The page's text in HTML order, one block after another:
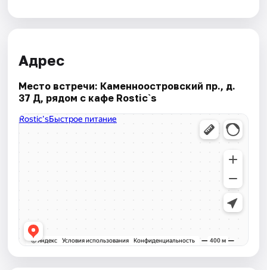
Адрес
Место встречи: Каменноостровский пр., д.
37 Д, рядом с кафе Rostic`s